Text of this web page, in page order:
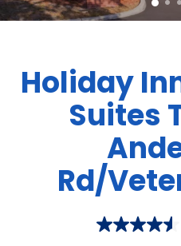
Holiday
Suites
Rd/